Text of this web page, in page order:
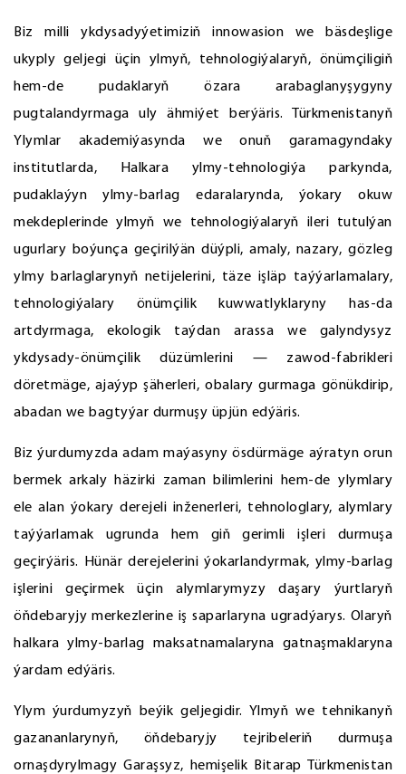
Biz milli ykdysadyýetimiziň innowasion we bäsdeşlige
ukyply geljegi üçin ylmyň, tehnologiýalaryň, önümçiligiň
hem-de pudaklaryň özara arabaglanyşygyny
pugtalandyrmaga uly ähmiýet berýäris. Türkmenistanyň
Ylymlar akademiýasynda we onuň garamagyndaky
institutlarda, Halkara ylmy-tehnologiýa parkynda,
pudaklaýyn ylmy-barlag edaralarynda, ýokary okuw
mekdeplerinde ylmyň we tehnologiýalaryň ileri tutulýan
ugurlary boýunça geçirilýän düýpli, amaly, nazary, gözleg
ylmy barlaglarynyň netijelerini, täze işläp taýýarlamalary,
tehnologiýalary önümçilik kuwwatlyklaryny has-da
artdyrmaga, ekologik taýdan arassa we galyndysyz
ykdysady-önümçilik düzümlerini — zawod-fabrikleri
döretmäge, ajaýyp şäherleri, obalary gurmaga gönükdirip,
abadan we bagtyýar durmuşy üpjün edýäris.
Biz ýurdumyzda adam maýasyny ösdürmäge aýratyn orun
bermek arkaly häzirki zaman bilimlerini hem-de ylymlary
ele alan ýokary derejeli inženerleri, tehnologlary, alymlary
taýýarlamak ugrunda hem giň gerimli işleri durmuşa
geçirýäris. Hünär derejelerini ýokarlandyrmak, ylmy-barlag
işlerini geçirmek üçin alymlarymyzy daşary ýurtlaryň
öňdebaryjy merkezlerine iş saparlaryna ugradýarys. Olaryň
halkara ylmy-barlag maksatnamalaryna gatnaşmaklaryna
ýardam edýäris.
Ylym ýurdumyzyň beýik geljegidir. Ylmyň we tehnikanyň
gazananlarynyň, öňdebaryjy tejribeleriň durmuşa
ornaşdyrylmagy Garaşsyz, hemişelik Bitarap Türkmenistan